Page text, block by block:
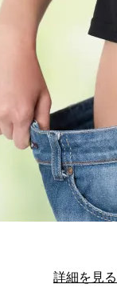
詳細を見る